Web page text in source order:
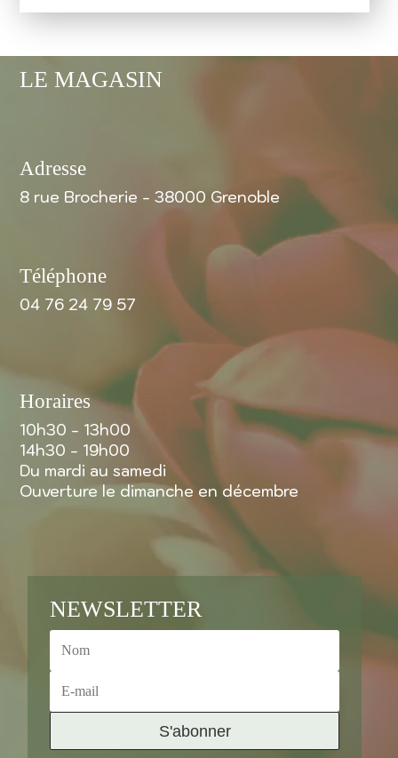
LE MAGASIN
Adresse
8 rue Brocherie - 38000 Grenoble
Téléphone
04 76 24 79 57
Horaires
10h30 - 13h00
14h30 - 19h00
Du mardi au samedi
Ouverture le dimanche en décembre
NEWSLETTER
S'abonner